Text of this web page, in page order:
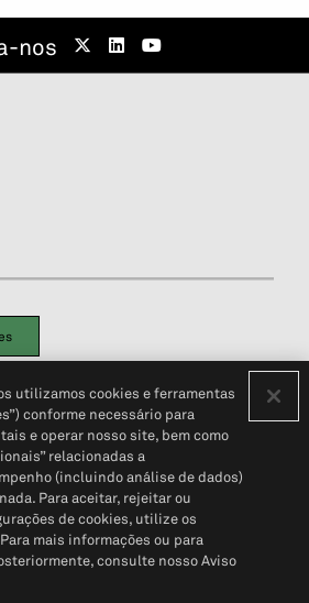
nos
de privacidade do cliente (em inglês)
Pessoais© 2026 S&P Global
utilizamos cookies e ferramentas
conforme necessário para
e operar nosso site, bem como
relacionadas a
(incluindo análise de dados)
Para aceitar, rejeitar ou
de cookies, utilize os
mais informações ou para
consulte nosso Aviso